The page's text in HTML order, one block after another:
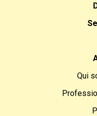
Qui